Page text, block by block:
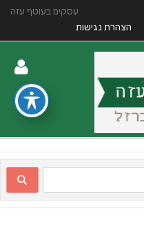
עסקים בעוטף עזה
הצהרת נגישות